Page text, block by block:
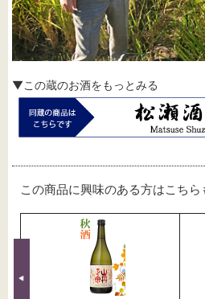
▼この蔵のお酒をもっとみる
この商品に興味のある方はこちら